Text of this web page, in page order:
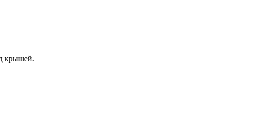
крышей.